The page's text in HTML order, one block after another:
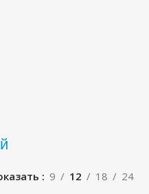
9 12 18 24